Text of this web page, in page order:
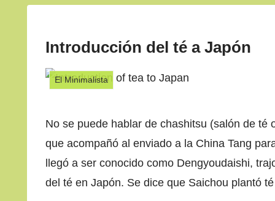
Introducción del té a Japón
El Minimalista
No se puede hablar de chashitsu (salón de
que acompañó al enviado a la China Tang
llegó a ser conocido como Dengyoudaishi,
del té en Japón. Se dice que Saichou plantó